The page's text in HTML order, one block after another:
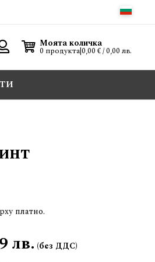
Моята количка
0 продукта|0,00 € / 0,00 лв.
платно.
лв.